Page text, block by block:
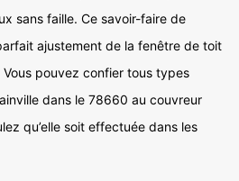
sans faille. Ce savoir-faire de
ajustement de la fenêtre de toit
Vous pouvez confier tous types
dans le 78660 au couvreur
qu’elle soit effectuée dans les